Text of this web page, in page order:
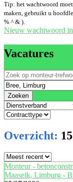
Tip: het wachtwoord
maken, gebruikt u
% ^ & ).
Nieuw wachtwoord
Vacatures
Zoeken
Overzicht: 15
Monteur -
Maaseik, Limburg -